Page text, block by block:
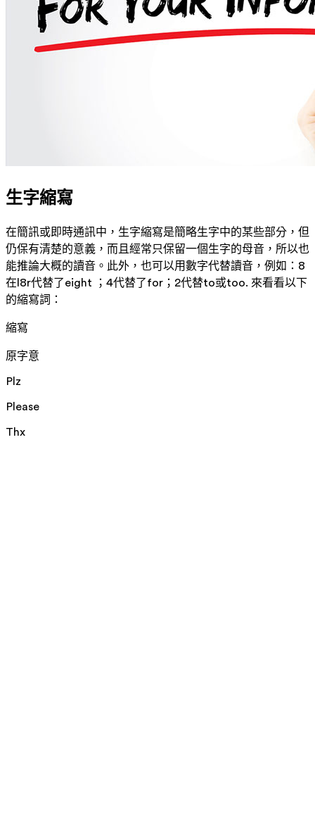
生字縮寫
在簡訊或即時通訊中，生字縮寫是簡略生字中的某些部分，但
仍保有清楚的意義，而且經常只保留一個生字的母音，所以也
能推論大概的讀音。此外，也可以用數字代替讀音，例如：8
在l8r代替了eight ；4代替了for；2代替to或too. 來看看以下
的縮寫詞：
縮寫
原字意
Plz
Please
Thx